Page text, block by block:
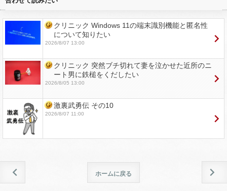
クリニック Windows 11の端末識別機能と匿名性
について知りたい
2026/8/07 13:00
クリニック 突然ブチ切れて妻を泣かせた近所のニ
ート男に鉄槌をくだしたい
2026/8/05 13:00
激裏武勇伝 その10
2026/8/07 11:00
ホームに戻る